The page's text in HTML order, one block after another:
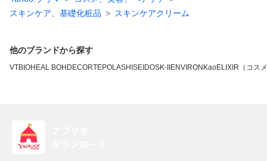
スキンケア、基礎化粧品
スキンケアクリーム
他のブランドから探す
VTBIOHEAL BOH DECORTEPOLASHISEIDOSK-II ENVIRON KaoELIXIR（コス